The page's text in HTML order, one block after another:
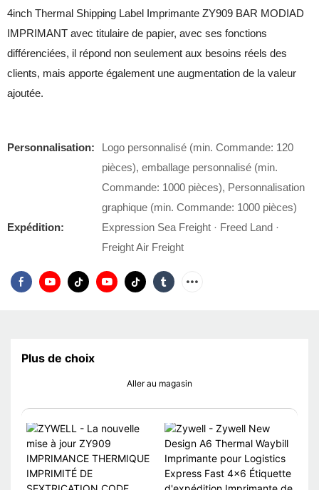
4inch Thermal Shipping Label Imprimante ZY909 BAR MODIAD
IMPRIMANT avec titulaire de papier, avec ses fonctions
différenciées, il répond non seulement aux besoins réels des
clients, mais apporte également une augmentation de la valeur
ajoutée.
Personnalisation:
Logo personnalisé (min. Commande: 120
pièces), emballage personnalisé (min.
Commande: 1000 pièces), Personnalisation
graphique (min. Commande: 1000 pièces)
Expédition:
Expression Sea Freight · Freed Land ·
Freight Air Freight
Plus de choix
Aller au magasin